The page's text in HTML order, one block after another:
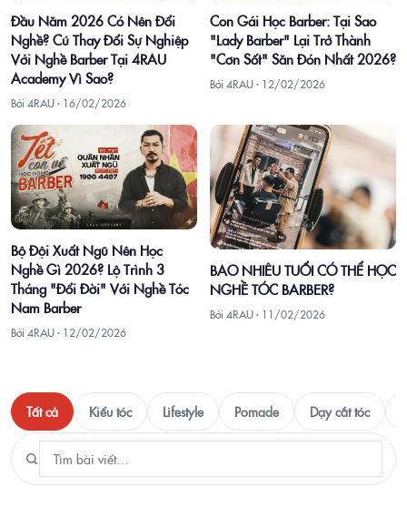
Đầu Năm 2026 Có Nên Đổi
Nghề? Cú Thay Đổi Sự Nghiệp
Với Nghề Barber Tại 4RAU
Academy Vì Sao?
Bởi 4RAU · 16/02/2026
Con Gái Học Barber: Tại Sao
"Lady Barber" Lại Trở Thành
"Cơn Sốt" Săn Đón Nhất 2026?
Bởi 4RAU · 12/02/2026
Bộ Đội Xuất Ngũ Nên Học
Nghề Gì 2026? Lộ Trình 3
Tháng "Đổi Đời" Với Nghề Tóc
Nam Barber
Bởi 4RAU · 12/02/2026
BAO NHIÊU TUỔI CÓ THỂ HỌC
NGHỀ TÓC BARBER?
Bởi 4RAU · 11/02/2026
Tất cả Kiểu tóc Lifestyle Pomade Dạy cắt tóc